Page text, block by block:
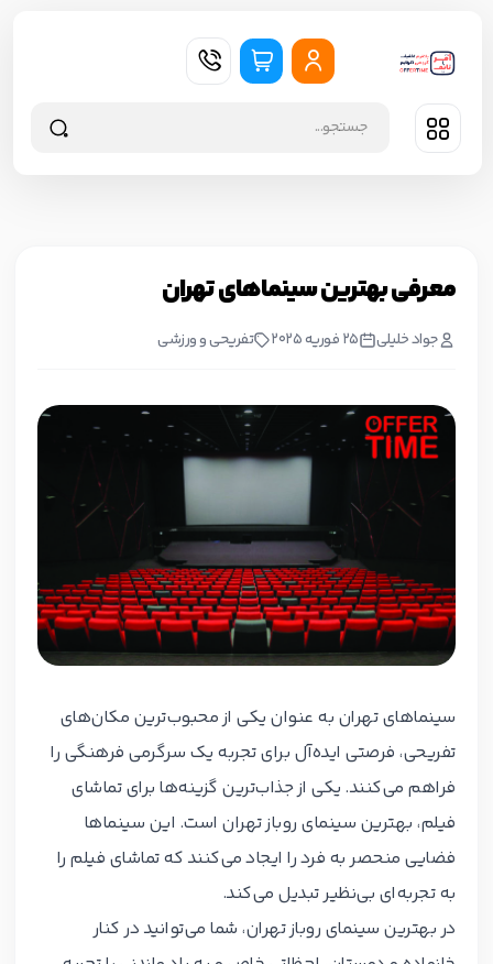
معرفی بهترین سینماهای تهران
جواد خليلي 25 فوریه 2025 تفریحی و ورزشی
سینماهای تهران به عنوان یکی از محبوب‌ترین مکان‌های
تفریحی، فرصتی ایده‌آل برای تجربه‌ یک سرگرمی فرهنگی را
فراهم می‌کنند. یکی از جذاب‌ترین گزینه‌ها برای تماشای
فیلم، بهترین سینمای روباز تهران است. این سینماها
فضایی منحصر به فرد را ایجاد می‌کنند که تماشای فیلم را
به تجربه‌ای بی‌نظیر تبدیل می‌کند.
در بهترین سینمای روباز تهران، شما می‌توانید در کنار